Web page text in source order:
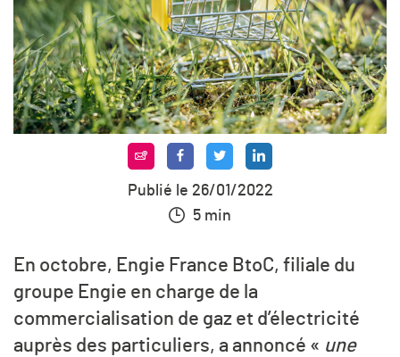
Publié le 26/01/2022
5 min
En octobre, Engie France BtoC, filiale du
groupe Engie en charge de la
commercialisation de gaz et d’électricité
auprès des particuliers, a annoncé « une